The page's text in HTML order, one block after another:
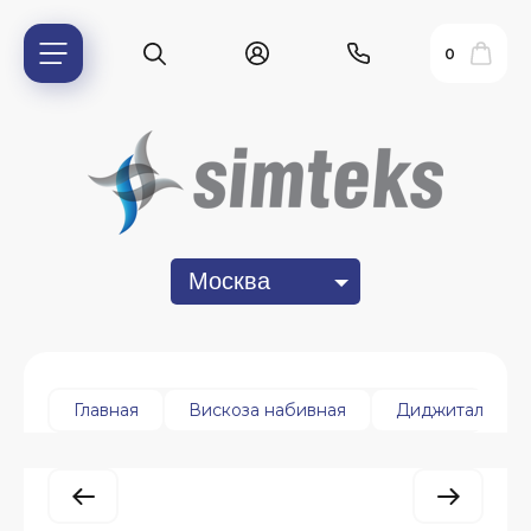
Москва
0
Главная Вискоза набивная Диджитал